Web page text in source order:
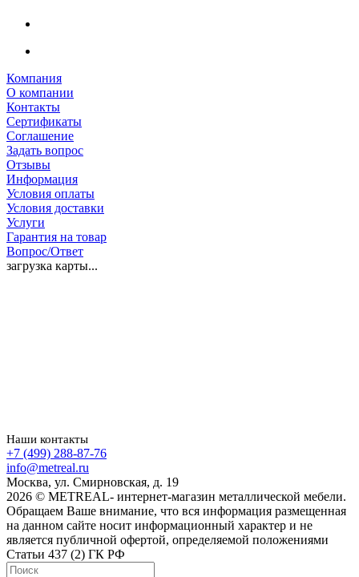
Компания
О компании
Контакты
Сертификаты
Соглашение
Задать вопрос
Отзывы
Информация
Условия оплаты
Условия доставки
Услуги
Гарантия на товар
Вопрос/Ответ
загрузка карты...
Наши контакты
+7 (499) 288-87-76
info@metreal.ru
Москва, ул. Смирновская, д. 19
2026 © METREAL- интернет-магазин металлической мебели.
Обращаем Ваше внимание, что вся информация размещенная
на данном сайте носит информационный характер и не
является публичной офертой, определяемой положениями
Статьи 437 (2) ГК РФ